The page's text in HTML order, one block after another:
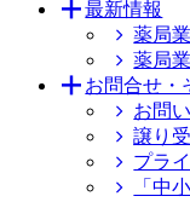
最新情報
薬局
薬局
お問合せ・
お問
譲り
プラ
「中